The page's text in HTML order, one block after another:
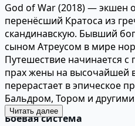
God of War (2018) — экшен
перенёсший Кратоса из
скандинавскую. Бывший
сыном Атреусом в мире
Путешествие начинается
прах жены на высочайшей
перерастает в эпическое
Бальдром, Тором и
Боевая система
Читать далее